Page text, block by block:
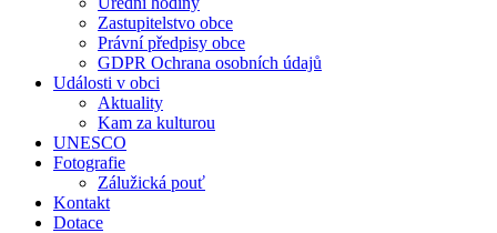
Zastupitelstvo obce
Právní předpisy obce
GDPR Ochrana osobních údajů
Události v obci
Aktuality
Kam za kulturou
UNESCO
Fotografie
Zálužická pouť
Kontakt
Dotace